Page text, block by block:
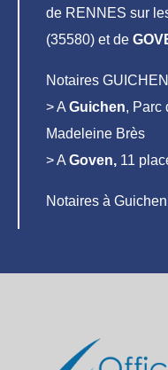
de RENNES sur
(35580) et de
Notaires
> A Guichen, Parc
Madeleine Brès
> A Goven, 11
Notaires à